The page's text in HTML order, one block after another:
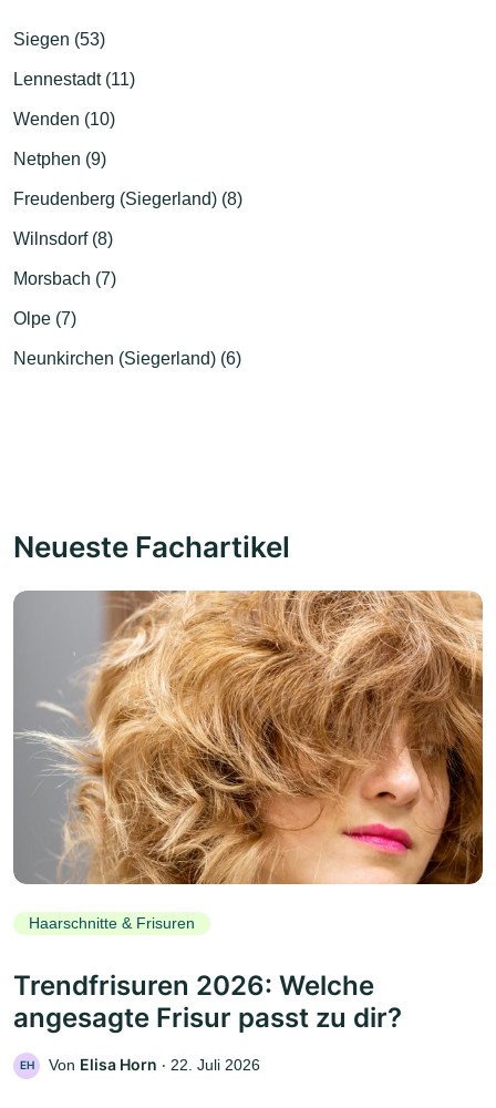
Siegen (53)
Lennestadt (11)
Wenden (10)
Netphen (9)
Freudenberg (Siegerland) (8)
Wilnsdorf (8)
Morsbach (7)
Olpe (7)
Neunkirchen (Siegerland) (6)
Neueste Fachartikel
Haarschnitte & Frisuren
Trendfrisuren 2026: Welche
angesagte Frisur passt zu dir?
EH Von Elisa Horn ‧ 22. Juli 2026